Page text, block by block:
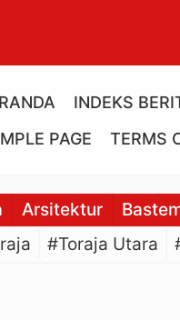
INDEKS
PAGE
TERMS
Arsitektur
#Toraja Utara